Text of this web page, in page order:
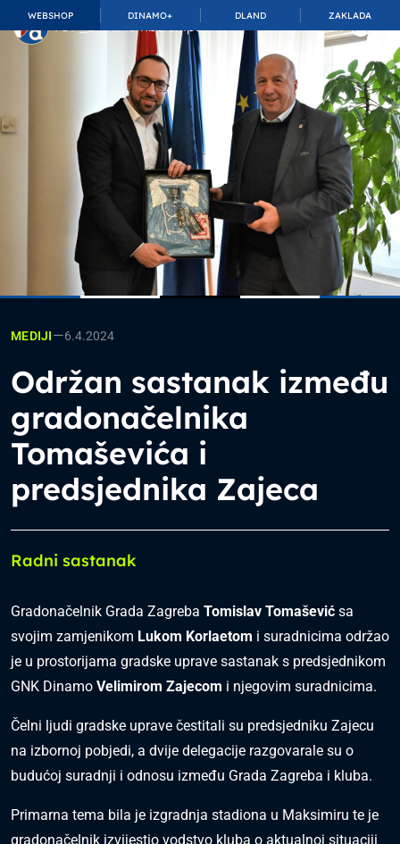
WEBSHOP DINAMO+ DLAND ZAKLADA
TOP_BAR.MembershipSuffix
MEDIJI—6.4.2024
Održan sastanak između
gradonačelnika
Tomaševića i
predsjednika Zajeca
Radni sastanak
Gradonačelnik Grada Zagreba Tomislav Tomašević sa
svojim zamjenikom Lukom Korlaetom i suradnicima održao
je u prostorijama gradske uprave sastanak s predsjednikom
GNK Dinamo Velimirom Zajecom i njegovim suradnicima.
Čelni ljudi gradske uprave čestitali su predsjedniku Zajecu
na izbornoj pobjedi, a dvije delegacije razgovarale su o
budućoj suradnji i odnosu između Grada Zagreba i kluba.
Primarna tema bila je izgradnja stadiona u Maksimiru te je
gradonačelnik izvijestio vodstvo kluba o aktualnoj situaciji